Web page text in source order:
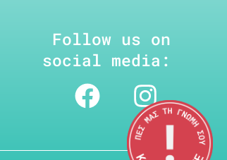
Follow us on
social media: